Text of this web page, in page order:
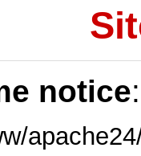
notice